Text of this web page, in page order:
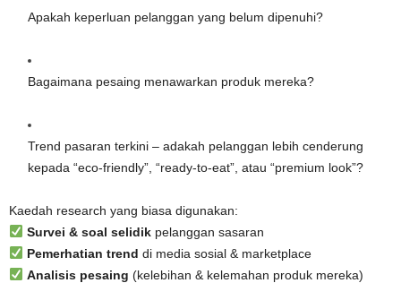
Apakah keperluan pelanggan yang belum dipenuhi?
Bagaimana pesaing menawarkan produk mereka?
Trend pasaran terkini – adakah pelanggan lebih cenderung
kepada “eco-friendly”, “ready-to-eat”, atau “premium look”?
Kaedah research yang biasa digunakan:
Survei & soal selidikpelanggan sasaran
Pemerhatian trend di media sosial & marketplace
Analisis pesaing (kelebihan & kelemahan produk mereka)